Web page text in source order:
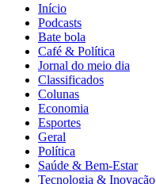
Início
Podcasts
Bate bola
Café & Política
Jornal do meio dia
Classificados
Colunas
Economia
Esportes
Geral
Política
Saúde & Bem-Estar
Tecnologia & Inovação